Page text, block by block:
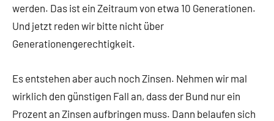
werden. Das ist ein Zeitraum von etwa 10 Generationen.
Und jetzt reden wir bitte nicht über
Generationengerechtigkeit.
Es entstehen aber auch noch Zinsen. Nehmen wir mal
wirklich den günstigen Fall an, dass der Bund nur ein
Prozent an Zinsen aufbringen muss. Dann belaufen sich